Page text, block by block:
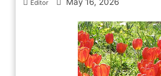
Editor May 16, 2026